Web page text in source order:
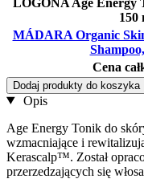
150
MÁDARA Organic
Cena
Dodaj produkty do koszyka
Opis
Age Energy Tonik do
wzmacniające i
Kerascalp™. Został
przerzedzających się